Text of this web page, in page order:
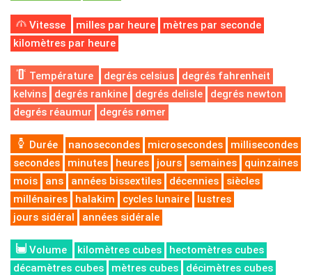
Vitesse milles par heure
mètres par seconde
kilomètres par heure
Température degrés celsius
degrés fahrenheit
kelvins
degrés rankine degrés delisle
degrés newton
degrés réaumur
degrés rømer
Durée nanosecondes microsecondes
millisecondes
secondes
minutes heures jours semaines
quinzaines
mois
ans années bissextiles décennies
siècles
millénaires
halakim cycles lunaire
lustres
jours sidéral
années sidérale
Volume kilomètres cubes
hectomètres cubes
décamètres cubes
mètres cubes
décimètres cubes